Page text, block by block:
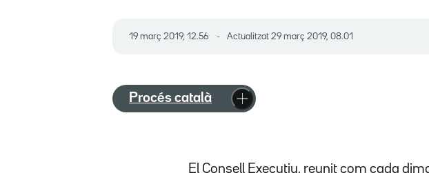
19 març 2019, 12.56 Actualitzat 29 març 2019, 08.01
Procés català
El Consell Executiu, reunit com cada